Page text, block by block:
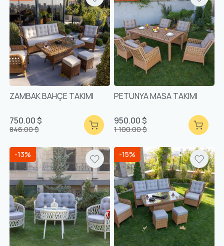
ZAMBAK BAHÇE TAKIMI
750.00 $
846.00 $
PETUNYA MASA TAKIMI
950.00 $
1 100.00 $
-13% -15%